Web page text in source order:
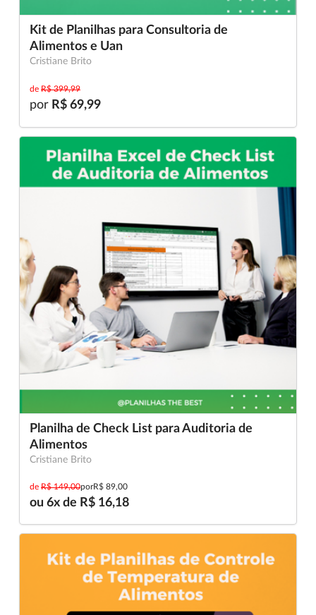
Kit de Planilhas para Consultoria de
Alimentos e Uan
Cristiane Brito
de R$ 399,99
por R$ 69,99
Planilha de Check List para Auditoria de
Alimentos
Cristiane Brito
de R$ 149,00porR$ 89,00
ou 6x de R$ 16,18